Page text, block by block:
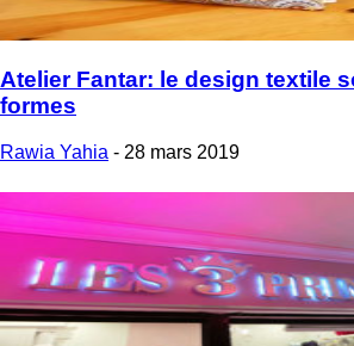
Atelier Fantar: le design textile
formes
Rawia Yahia - 28 mars 2019